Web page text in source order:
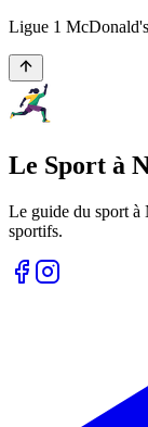
Ligue 1 McDonald's
Le Sport à
Le guide du sport à
sportifs.